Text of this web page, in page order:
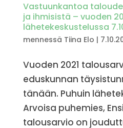
Vastuunkantoa
ja ihmisistä – vuoden
lähetekeskustelussa
mennessä Tiina Elo |
Vuoden 2021
eduskunnan
tänään. Puhuin
Arvoisa puhemies,
talousarvio on